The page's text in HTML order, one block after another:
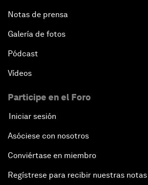
Notas de prensa
Galería de fotos
Pódcast
Vídeos
Participe en el Foro
Iniciar sesión
Asóciese con nosotros
Conviértase en miembro
Regístrese para recibir nuestras